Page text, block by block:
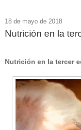
18 de mayo de 2018
Nutrición en la
Nutrición en la tercer